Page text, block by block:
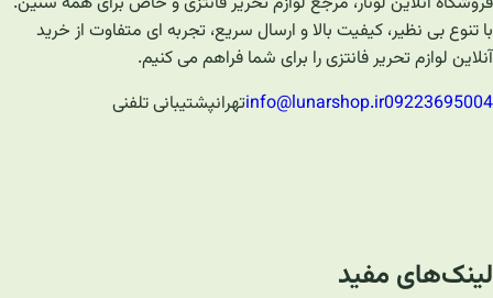
با تنوع بی نظیر، کیفیت بالا و ارسال سریع، تجربه ای متفاوت از خرید
آنلاین لوازم تحریر فانتزی را برای شما فراهم می کنیم.
09223695004
info@lunarshop.irتهرانپشتیبانی تلفنی
لینک‌های مفید